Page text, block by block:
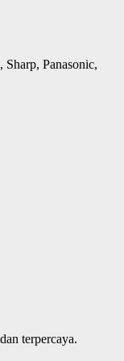
Panasonic,
terpercaya.